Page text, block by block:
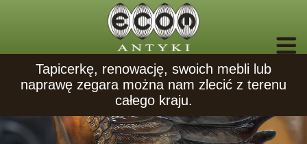
Tapicerkę, renowację, swoich mebli lub
naprawę zegara można nam zlecić z terenu
całego kraju.